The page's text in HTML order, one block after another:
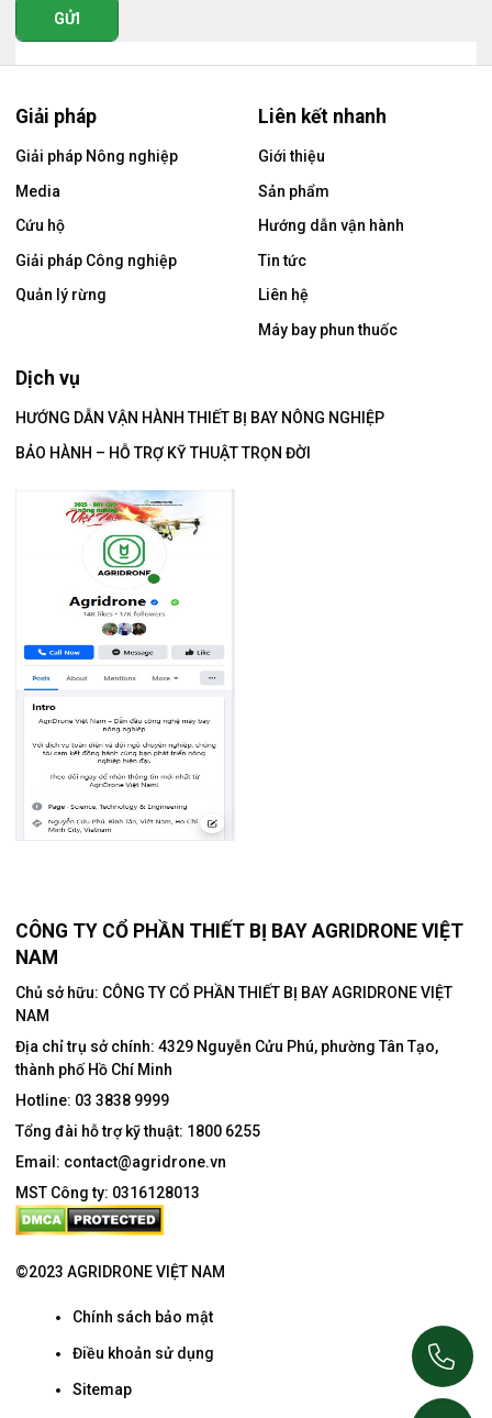
GỬI
Giải pháp
Giải pháp Nông nghiệp
Media
Cứu hộ
Giải pháp Công nghiệp
Quản lý rừng
Dịch vụ
HƯỚNG DẪN VẬN HÀNH THIẾT BỊ BAY NÔNG NGHIỆP
BẢO HÀNH – HỖ TRỢ KỸ THUẬT TRỌN ĐỜI
Liên kết nhanh
Giới thiệu
Sản phẩm
Hướng dẫn vận hành
Tin tức
Liên hệ
Máy bay phun thuốc
CÔNG TY CỔ PHẦN THIẾT BỊ BAY AGRIDRONE VIỆT
NAM
Chủ sở hữu: CÔNG TY CỔ PHẦN THIẾT BỊ BAY AGRIDRONE VIỆT
NAM
Địa chỉ trụ sở chính: 4329 Nguyễn Cửu Phú, phường Tân Tạo,
thành phố Hồ Chí Minh
Hotline: 03 3838 9999
Tổng đài hỗ trợ kỹ thuật: 1800 6255
Email: contact@agridrone.vn
MST Công ty: 0316128013
©2023 AGRIDRONE VIỆT NAM
Chính sách bảo mật
Điều khoản sử dụng
Sitemap